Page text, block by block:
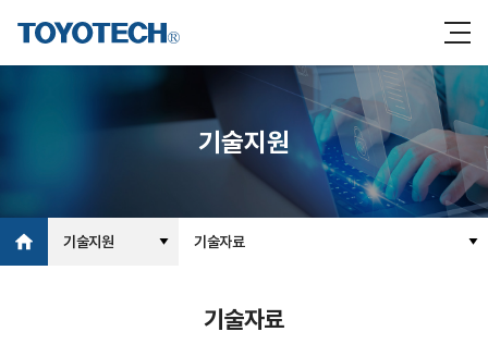
기술지원
기술지원 기술자료
기술자료